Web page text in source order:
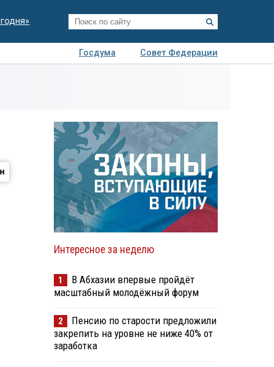
Госдума
Совет Федерации
Интересное за неделю
1
В Абхазии впервые пройдёт
масштабный молодёжный форум
2
Пенсию по старости предложили
закрепить на уровне не ниже 40% от
заработка